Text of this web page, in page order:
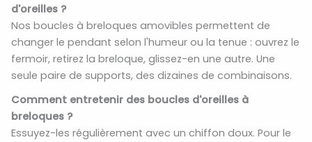
d'oreilles ?
Nos boucles à breloques amovibles permettent de
changer le pendant selon l'humeur ou la tenue : ouvrez le
fermoir, retirez la breloque, glissez-en une autre. Une
seule paire de supports, des dizaines de combinaisons.
Comment entretenir des boucles d'oreilles à
breloques ?
Essuyez-les régulièrement avec un chiffon doux. Pour le